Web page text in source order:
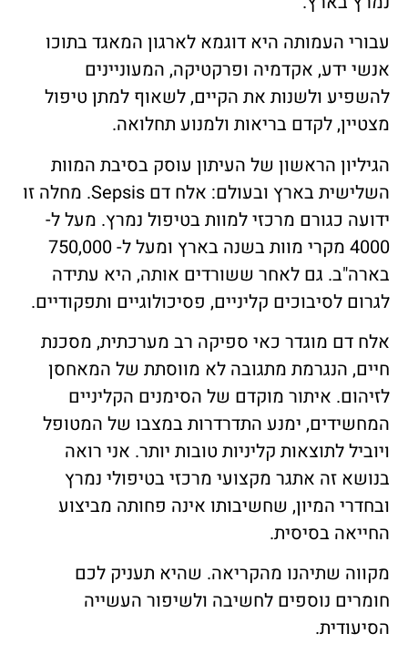
עבורי העמותה היא דוגמא לארגון המאגד בתוכו
אנשי ידע, אקדמיה ופרקטיקה, המעוניינים
להשפיע ולשנות את הקיים, לשאוף למתן טיפול
מצטיין, לקדם בריאות ולמנוע תחלואה.
הגיליון הראשון של העיתון עוסק בסיבת המוות
השלישית בארץ ובעולם: אלח דם Sepsis. מחלה זו
ידועה כגורם מרכזי למוות בטיפול נמרץ. מעל ל-
4000 מקרי מוות בשנה בארץ ומעל ל- 750,000
בארה"ב. גם לאחר ששורדים אותה, היא עתידה
לגרום לסיבוכים קליניים, פסיכולוגיים ותפקודיים.
אלח דם מוגדר כאי ספיקה רב מערכתית, מסכנת
חיים, הנגרמת מתגובה לא מווסתת של המאחסן
לזיהום. איתור מוקדם של הסימנים הקליניים
המחשידים, ימנע התדרדרות במצבו של המטופל
ויוביל לתוצאות קליניות טובות יותר. אני רואה
בנושא זה אתגר מקצועי מרכזי בטיפולי נמרץ
ובחדרי המיון, שחשיבותו אינה פחותה מביצוע
החייאה בסיסית.
מקווה שתיהנו מהקריאה. שהיא תעניק לכם
חומרים נוספים לחשיבה ולשיפור העשייה
הסיעודית.